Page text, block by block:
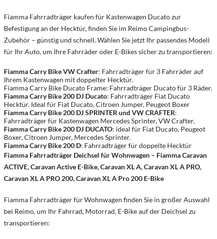
Fiamma Fahrradträger kaufen für Kastenwagen Ducato zur
Befestigung an der Hecktür, finden Sie im Reimo Campingbus-
Zubehör – günstig und schnell. Wählen Sie jetzt Ihr passendes Modell
für Ihr Auto, um Ihre Fahrräder oder E-Bikes sicher zu transportieren:
Fiamma Carry Bike VW Crafter: Fahrradträger für 3 Fahrräder auf
Ihrem Kastenwagen mit doppelter Hecktür.
Fiamma Carry Bike Ducato Frame: Fahrradträger Ducato für 3 Räder.
Fiamma Carry Bike 200 DJ Ducato: Fahrradträger Fiat Ducato
Hecktür. Ideal für Fiat Ducato, Citroen Jumper, Peugeot Boxer
Fiamma Carry Bike 200 DJ SPRINTER und VW CRAFTER:
Fahrradträger für Kastenwagen Mercedes Sprinter, VW Crafter.
Fiamma Carry Bike 200 DJ DUCATO: ideal für Fiat Ducato, Peugeot
Boxer, Citroen Jumper, Mercedes Sprinter.
Fiamma Carry Bike 200 D: Fahrradträger für doppelte Hecktür
Fiamma Fahrradträger Deichsel für Wohnwagen – Fiamma Caravan
ACTIVE, Caravan Active E-Bike, Caravan XL A, Caravan XL A PRO,
Caravan XL A PRO 200, Caravan XL A Pro 200 E-Bike
Fiamma Fahrradträger für Wohnwagen finden Sie in großer Auswahl
bei Reimo, um Ihr Fahrrad, Motorrad, E-Bike auf der Deichsel zu
transportieren: